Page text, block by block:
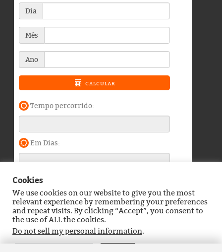
Blog do Durango Duarte © 2026. Todos os direitos
reservados.
Política de Privacidade
Cookies
We use cookies on our website to give you the most
relevant experience by remembering your preferences
and repeat visits. By clicking “Accept”, you consent to
the use of ALL the cookies.
Do not sell my personal information.